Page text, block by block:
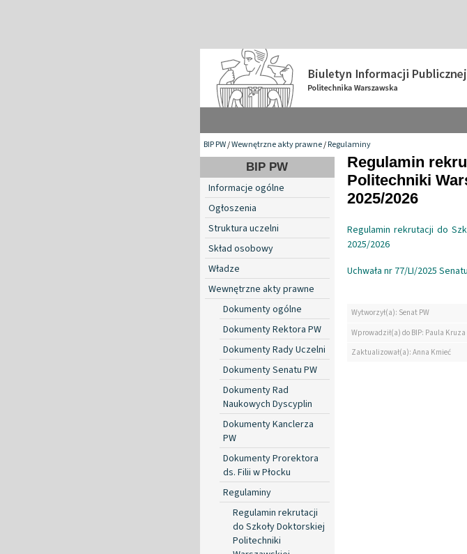
BIP PW/Wewnętrzne akty prawne/Regulaminy
BIP PW
Informacje ogólne
Ogłoszenia
Struktura uczelni
Skład osobowy
Władze
Wewnętrzne akty prawne
Dokumenty ogólne
Dokumenty Rektora PW
Dokumenty Rady Uczelni
Dokumenty Senatu PW
Dokumenty Rad
Naukowych Dyscyplin
Dokumenty Kanclerza
PW
Dokumenty Prorektora
ds. Filii w Płocku
Regulaminy
Regulamin rekrutacji
do Szkoły Doktorskiej
Politechniki
Regulamin
Politechniki
2025/2026
Regulamin rekrutacji do
2025/2026
Uchwała nr 77/LI/2025
Wytworzył(a): Senat PW
Wprowadził(a) do BIP: Paula Kruza
Zaktualizował(a): Anna Kmieć